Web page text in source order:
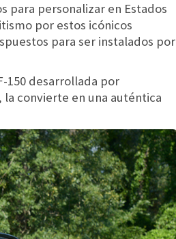
para personalizar en Estados
por estos icónicos
para ser instalados por
150 desarrollada por
convierte en una auténtica